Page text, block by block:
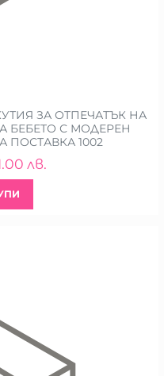
ЗА ОТПЕЧАТЪК НА
БЕБЕТО С МОДЕРЕН
ПОСТАВКА 1002
лв.